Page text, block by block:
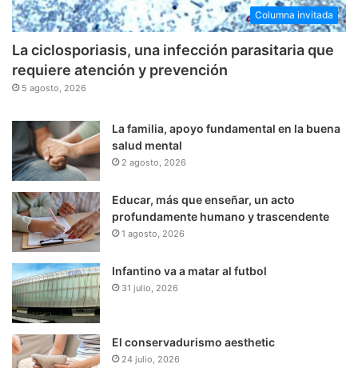
Columna invitada
La ciclosporiasis, una infección parasitaria que
requiere atención y prevención
5 agosto, 2026
La familia, apoyo fundamental en la buena
salud mental
2 agosto, 2026
Educar, más que enseñar, un acto
profundamente humano y trascendente
1 agosto, 2026
Infantino va a matar al futbol
31 julio, 2026
El conservadurismo aesthetic
24 julio, 2026